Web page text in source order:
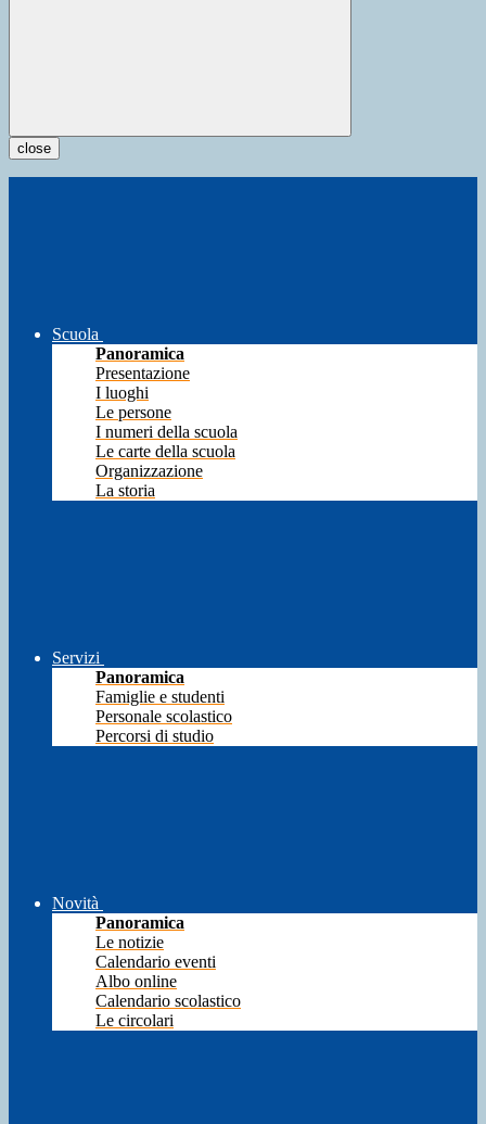
close
Scuola
Panoramica
Presentazione
I luoghi
Le persone
I numeri della scuola
Le carte della scuola
Organizzazione
La storia
Servizi
Panoramica
Famiglie e studenti
Personale scolastico
Percorsi di studio
Novità
Panoramica
Le notizie
Calendario eventi
Albo online
Calendario scolastico
Le circolari